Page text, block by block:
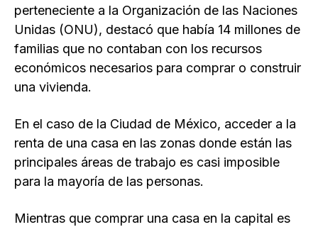
perteneciente a la Organización de las Naciones
Unidas (ONU), destacó que había 14 millones de
familias que no contaban con los recursos
económicos necesarios para comprar o construir
una vivienda.
En el caso de la Ciudad de México, acceder a la
renta de una casa en las zonas donde están las
principales áreas de trabajo es casi imposible
para la mayoría de las personas.
Mientras que comprar una casa en la capital es